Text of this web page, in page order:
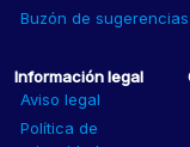
Buzón de sugerencias
Información legal
Aviso legal
Política de